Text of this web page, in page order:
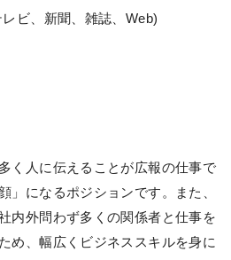
ビ、新聞、雑誌、Web)
く人に伝えることが広報の仕事で
」になるポジションです。また、
内外問わず多くの関係者と仕事を
め、幅広くビジネススキルを身に